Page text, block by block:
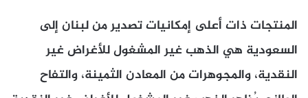
المنتجات ذات أعلى إمكانيات تصدير من لبنان إلى
السعودية هي الذهب غير المشغول للأغراض غير
النقدية، والمجوهرات من المعادن الثمينة، والتفاح